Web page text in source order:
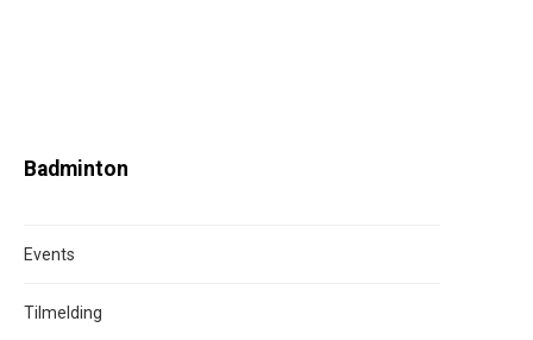
Badminton
Events
Tilmelding